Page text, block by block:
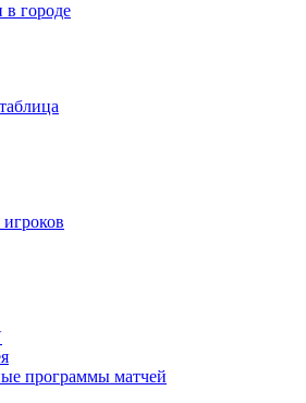
в городе
программы матчей